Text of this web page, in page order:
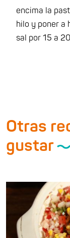
encima la
hilo y poner a
sal por 15 a
Otras
gustar